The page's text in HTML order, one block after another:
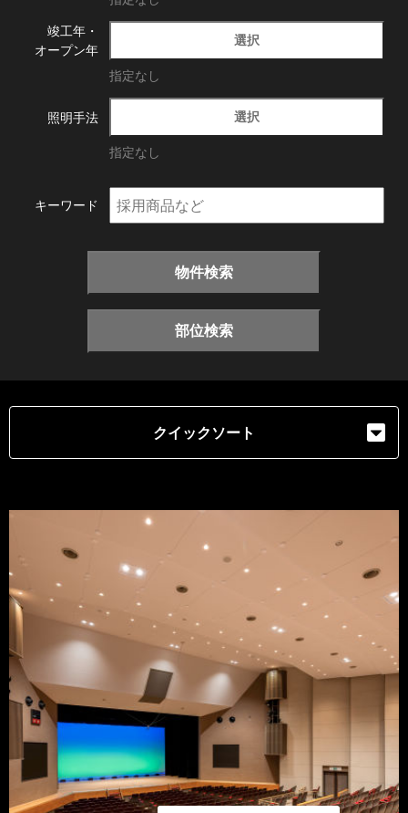
竣工年・
オープン年
選択
指定なし
照明手法 選択
指定なし
キーワード
物件検索
部位検索
クイックソート